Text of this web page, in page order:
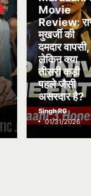
Movie
Review:
मुखर्जी की
दमदार वापसी,
लेकिन क्या
तीसरी कड़ी
पहले जैसी
असरदार है?
Singh RG
01/31/2026